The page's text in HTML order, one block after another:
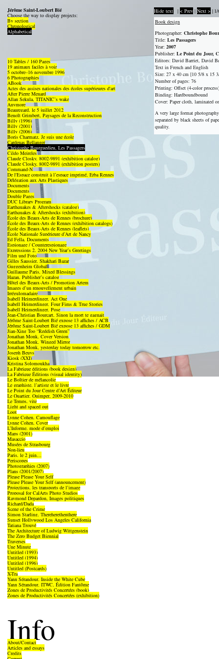
Jérôme Saint-Loubert Bié
Choose the way to display projects:
By section
Chronological
Alphabetical
10 Tables / 160 Pages
19 animaux faciles à voir
5 octobre–16 novembre 1996
6 Photographies
ABook
Actes des assises nationales des écoles supérieures d'art
After Pierre Menard
Allan Sekula, TITANIC’s wake
Anymore
Beauregard, le 5 juillet 2012
Benoît Grimbert, Paysages de la Reconstruction
Billy (1996)
Billy (2001)
Billy (2006)
Boris Charmatz, Je suis une école
Cardenas Bellanger
Christophe Bourguedieu, Les Passagers
Cildo Meireles
Claude Closky, 8002-9891 (exhibition catalog)
Claude Closky, 8002-9891 (exhibition posters)
Command-N
De l'Espace construit à l’espace imprimé, Erba Rennes
Délégation aux Arts Plastiques
Documents
Documents
Double Pages
DUC Library Program
Earthquakes & Aftershocks (catalog)
Earthquakes & Aftershocks (exhibition)
École des Beaux-Arts de Rennes (brochure)
École des Beaux-Arts de Rennes (exhibition catalogs)
École des Beaux-Arts de Rennes (leaflets)
École Nationale Supérieure d’Art de Nancy
Ed Fella, Documents
Espionage / Counterespionage
Expressions 2, 2004 New Year’s Greetings
Film und Foto
Gilles Saussier, Shakhari Bazar
Guggenheim Global
Guillaume Paris, Mixed Blessings
Hazan, Publisher’s catalog
Hôtel des Beaux-Arts / Promotion Artem
Images d’un renouvellement urbain
Irrégulomadaire
Isabell Heimerdinger, Act One
Isabell Heimerdinger, Four Fims & True Stories
Isabell Heimerdinger, Pose
Jean-Christian Bourcart, Sinon la mort te gagnait
Jérôme Saint-Loubert Bié expose 13 affiches / ACB
Jérôme Saint-Loubert Bié expose 13 affiches / GDM
Jian-Xing Too “Reddish Green”
Jonathan Monk, Cover Version
Jonathan Monk, Winged Mirror
Jonathan Monk, yesterday today tomorrow etc.
Joseph Beuys
Kiosk (XXI)
Kristina Solomoukha
La Fabrique éditions (book design)
La Fabrique Éditions (visual identity)
Le Boîtier de mélancolie
Le graphiste, l’artiste et le livre
Le Point du Jour Centre d’Art Éditeur
Le Quartier, Quimper, 2009-2010
Le Temps, vite
Light and spaced out
Loot
Lynne Cohen, Camouflage
Lynne Cohen, Cover
L’Informe, mode d’emploi
Maps (2001)
Masaccio
Musées de Strasbourg
Non-lieu
Paris, le 2 juin…
Periscopes
Photographies (2007)
Plans (2001/2007)
Please Please Your Self
Please Please Your Self (announcement)
Projections, les transports de l’image
Proposal for CalArts Photo Studios
Raymond Depardon, Images politiques
Richard/Dada
Scene of the Crime
Simon Starling, Thereherethenthere
Sunset Hollywood Los Angeles California
Tatiana Trouvé
The Architecture of Ludwig Wittgenstein
The Zero Budget Biennial
Traverses
Une Minute
Untitled (1993)
Untitled (1994)
Untitled (1996)
Untitled (Postcards)
X-Tra
Yann Sérandour, Inside the White Cube
Yann Sérandour, ITWC, Édition Fantôme
Zones de Productivités Concertées (book)
Zones de Productivités Concertées (exhibition)
Info
About/Contact
Articles and essays
Credits
Hide text
Book design
Photographer: Christophe
Title: Les Passagers
Year: 2007
Publisher: Le Point du Jour,
Editors: David Barriet, David
Text in French and English
Size: 27 x 40 cm [10 5/8 x 15
Number of pages: 76
Printing: Offset (4-color process)
Binding: Hardboundbound
Cover: Paper cloth, laminated
A very large format
separated by black sheets of
quality.
| < Prev | Next > |